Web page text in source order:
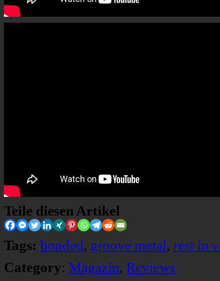
Teile diesen Artikel
Tags: bonded, groove metal, rest in
Category: Magazin, Reviews